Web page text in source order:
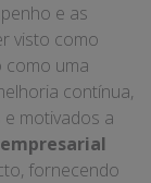
e as
visto como
como uma
contínua,
motivados a
fornecendo